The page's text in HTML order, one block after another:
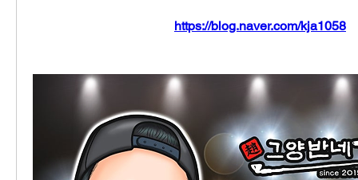
https://blog.naver.com/kja1058